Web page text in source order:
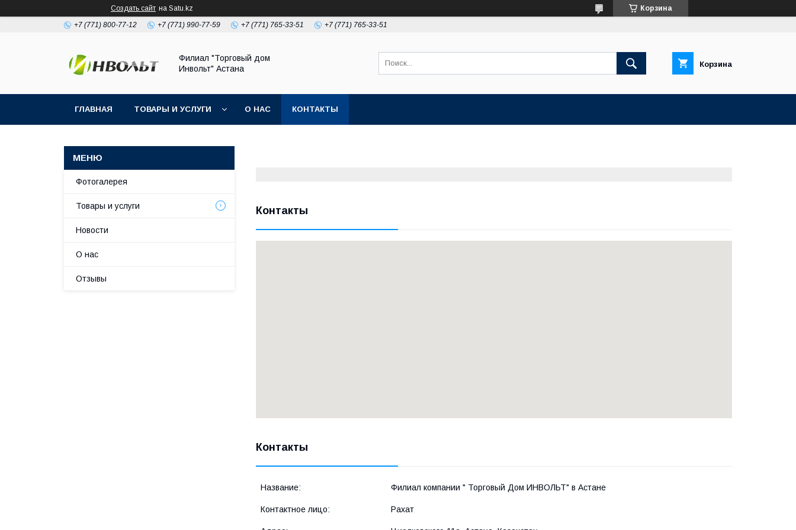
Создать сайт на Satu.kz Корзина
+7 (771) 800-77-12 +7 (771) 990-77-59 +7 (771) 765-33-51 +7 (771) 765-33-51
Филиал "Торговый дом
Инвольт" Астана
Корзина
ГЛАВНАЯ ТОВАРЫ И УСЛУГИ О НАС КОНТАКТЫ
Контакты
Контакты
Филиал компании " Торговый Дом ИНВОЛЬТ" в Астане
Рахат
Фотогалерея
Товары и услуги
Новости
О нас
Отзывы